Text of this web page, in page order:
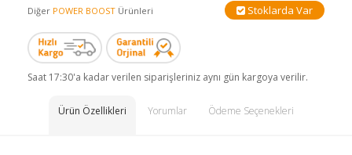
Diğer POWER BOOST Ürünleri Stoklarda Var
Saat 17:30'a kadar verilen siparişleriniz aynı gün kargoya verilir.
Ürün Özellikleri Yorumlar Ödeme Seçenekleri